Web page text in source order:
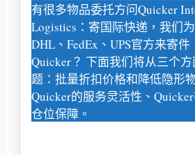
有很多物品委托方问Quicker
Logistics：寄国际快递，我们
DHL、FedEx、UPS官方来寄
Quicker？ 下面我们将从三个
题：批量折扣价格和降低隐形
Quicker的服务灵活性、
仓位保障。